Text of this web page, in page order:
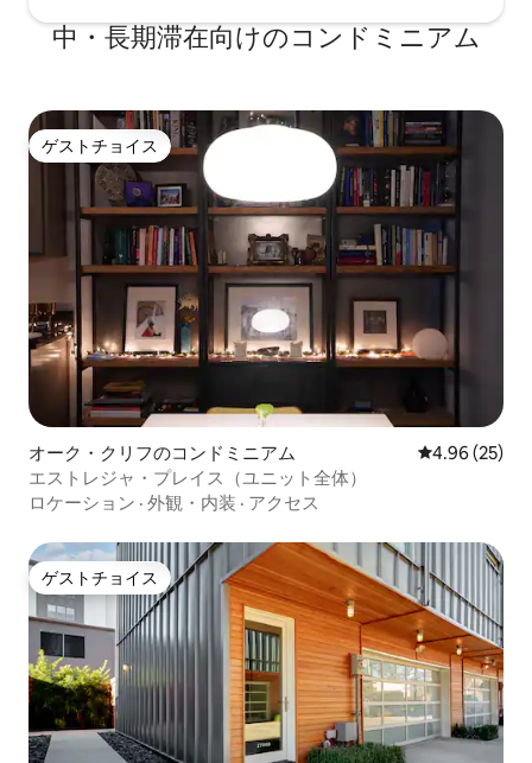
中・長期滞在向けのコンドミニアム
ゲストチョイス
ゲストチョイス
オーク・クリフのコンドミニアム レビュー25
4.96 (25)
エストレジャ・プレイス（ユニット全体）
ロケーション · 外観・内装 · アクセス
ゲストチョイス
ゲストチョイス